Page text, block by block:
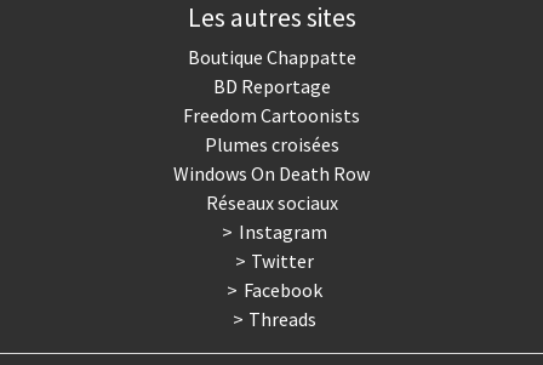
Les autres sites
Boutique Chappatte
BD Reportage
Freedom Cartoonists
Plumes croisées
Windows On Death Row
Réseaux sociaux
Instagram
Twitter
Facebook
Threads